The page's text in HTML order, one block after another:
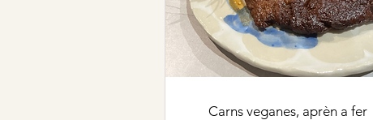
Carns veganes, aprèn a fer